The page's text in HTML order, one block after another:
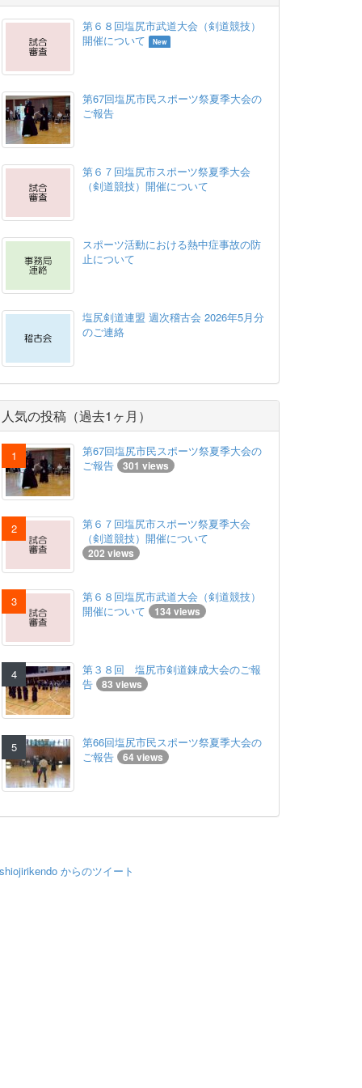
第６８回塩尻市武道大会（剣道競技）
開催について
New
第67回塩尻市民スポーツ祭夏季大会の
ご報告
第６７回塩尻市スポーツ祭夏季大会
（剣道競技）開催について
スポーツ活動における熱中症事故の防
止について
塩尻剣道連盟 週次稽古会 2026年5月分
のご連絡
人気の投稿（過去1ヶ月）
第67回塩尻市民スポーツ祭夏季大会の
ご報告
301 views
第６７回塩尻市スポーツ祭夏季大会
（剣道競技）開催について
202 views
第６８回塩尻市武道大会（剣道競技）
開催について
134 views
第３８回 塩尻市剣道錬成大会のご報
告
83 views
第66回塩尻市民スポーツ祭夏季大会の
ご報告
64 views
からのツイート